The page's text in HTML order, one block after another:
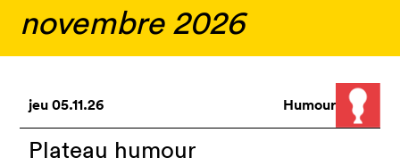
novembre 2026
jeu05.11.26 Humour
Plateau humour